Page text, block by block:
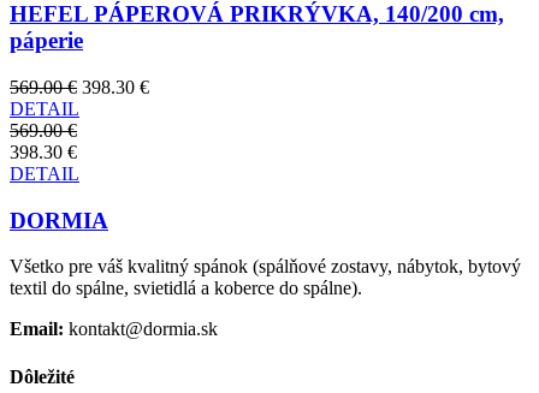
HEFEL PÁPEROVÁ PRIKRÝVKA, 140/200 cm,
páperie
569.00 € 398.30 €
DETAIL
569.00 €
398.30 €
DETAIL
DORMIA
Všetko pre váš kvalitný spánok (spálňové zostavy, nábytok, bytový
textil do spálne, svietidlá a koberce do spálne).
Email: kontakt@dormia.sk
Dôležité